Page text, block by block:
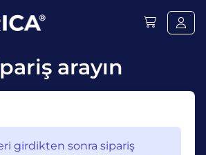
arayın
girdikten sonra sipariş